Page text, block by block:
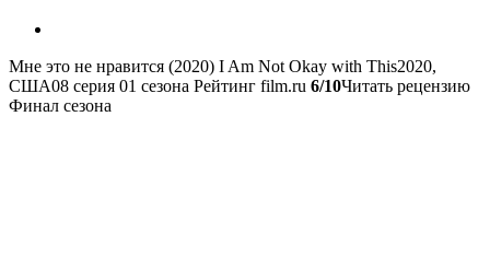
Мне это не нравится (2020) I Am Not Okay with This2020,
США08 серия 01 сезона Рейтинг film.ru 6/10Читать рецензию
Финал сезона